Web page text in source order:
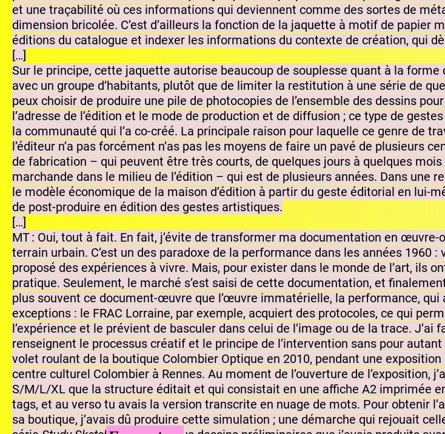
et une traçabilité où ces informations qui deviennent comme des sortes de
dimension bricolée. C’est d’ailleurs la fonction de la jaquette à motif de papier
éditions du catalogue et indexer les informations du contexte de création, qui
[…]
Sur le principe, cette jaquette autorise beaucoup de souplesse quant à la
avec un groupe d’habitants, plutôt que de limiter la restitution à une série de
peux choisir de produire une pile de photocopies de l’ensemble des dessins
l’adresse de l’édition et le mode de production et de diffusion ; ce type de
la communauté qui l’a co-créé. La principale raison pour laquelle ce genre de
l’éditeur n’a pas forcément n’as pas les moyens de faire un pavé de plusieurs
de fabrication – qui peuvent être très courts, de quelques jours à quelques
marchande dans le milieu de l’édition – qui est de plusieurs années. Dans une
le modèle économique de la maison d’édition à partir du geste éditorial en lui-
de post-produire en édition des gestes artistiques.
[…]
MT : Oui, tout à fait. En fait, j’évite de transformer ma documentation en
terrain urbain. C’est un des paradoxe de la performance dans les années
proposé des expériences à vivre. Mais, pour exister dans le monde de l’art, ils
pratique. Seulement, le marché s’est saisi de cette documentation, et
plus souvent ce document-œuvre que l’œuvre immatérielle, la performance,
exceptions : le FRAC Lorraine, par exemple, acquiert des protocoles, ce qui
l’expérience et le prévient de basculer dans celui de l’image ou de la trace.
renseignent le processus créatif et le principe de l’intervention sans pour autant
volet roulant de la boutique Colombier Optique en 2010, pendant une
centre culturel Colombier à Rennes. Au moment de l’ouverture de
S/M/L/XL que la structure éditait et qui consistait en une affiche A2 imprimée
tags, et au verso tu avais la version transcrite en nuage de mots. Pour obtenir
sa boutique, j’avais dû produire cette simulation ; une démarche qui rejouait